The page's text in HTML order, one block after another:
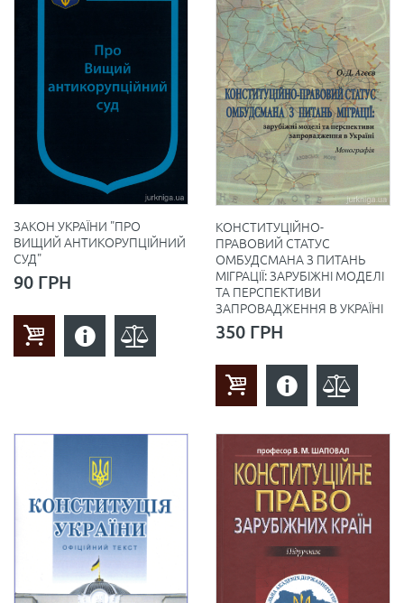
ЗАКОН УКРАЇНИ "ПРО
ВИЩИЙ АНТИКОРУПЦІЙНИЙ
СУД"
90 ГРН
КОНСТИТУЦІЙНО-
ПРАВОВИЙ СТАТУС
ОМБУДСМАНА З ПИТАНЬ
МІГРАЦІЇ: ЗАРУБІЖНІ МОДЕЛІ
ТА ПЕРСПЕКТИВИ
ЗАПРОВАДЖЕННЯ В УКРАЇНІ
350 ГРН